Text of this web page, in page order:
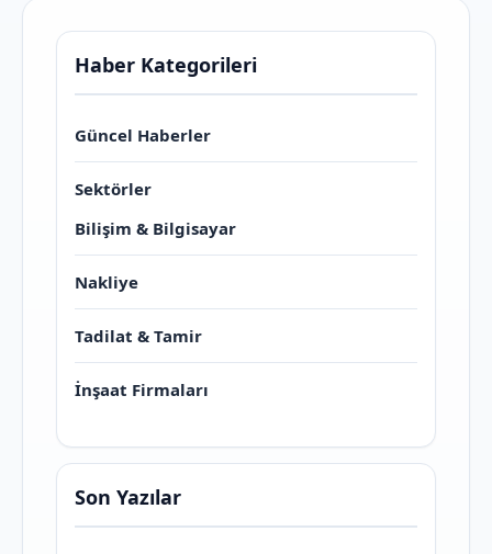
Haber Kategorileri
Güncel Haberler
Sektörler
Bilişim & Bilgisayar
Nakliye
Tadilat & Tamir
İnşaat Firmaları
Son Yazılar